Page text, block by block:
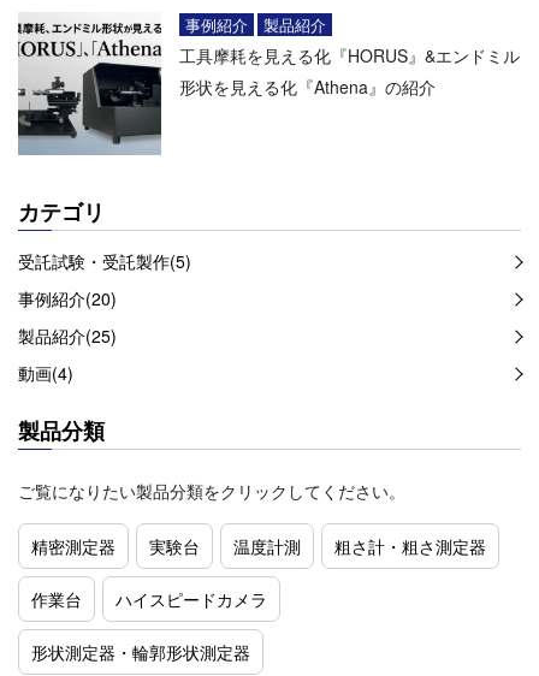
事例紹介 製品紹介
工具摩耗を見える化『HORUS』&エンドミル
形状を見える化『Athena』の紹介
カテゴリ
受託試験・受託製作(5)
事例紹介(20)
製品紹介(25)
動画(4)
製品分類
ご覧になりたい製品分類をクリックしてください。
精密測定器 実験台 温度計測 粗さ計・粗さ測定器
作業台 ハイスピードカメラ
形状測定器・輪郭形状測定器